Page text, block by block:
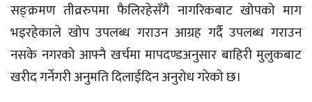
सङ्क्रमण तीव्ररुपमा फैलिरहेसँगै नागरिकबाट खोपको माग
भइरहेकाले खोप उपलब्ध गराउन आग्रह गर्दै उपलब्ध गराउन
नसके नगरको आफ्नै खर्चमा मापदण्डअनुसार बाहिरी मुलुकबाट
खरीद गर्नेगरी अनुमति दिलाईदिन अनुरोध गरेको छ।